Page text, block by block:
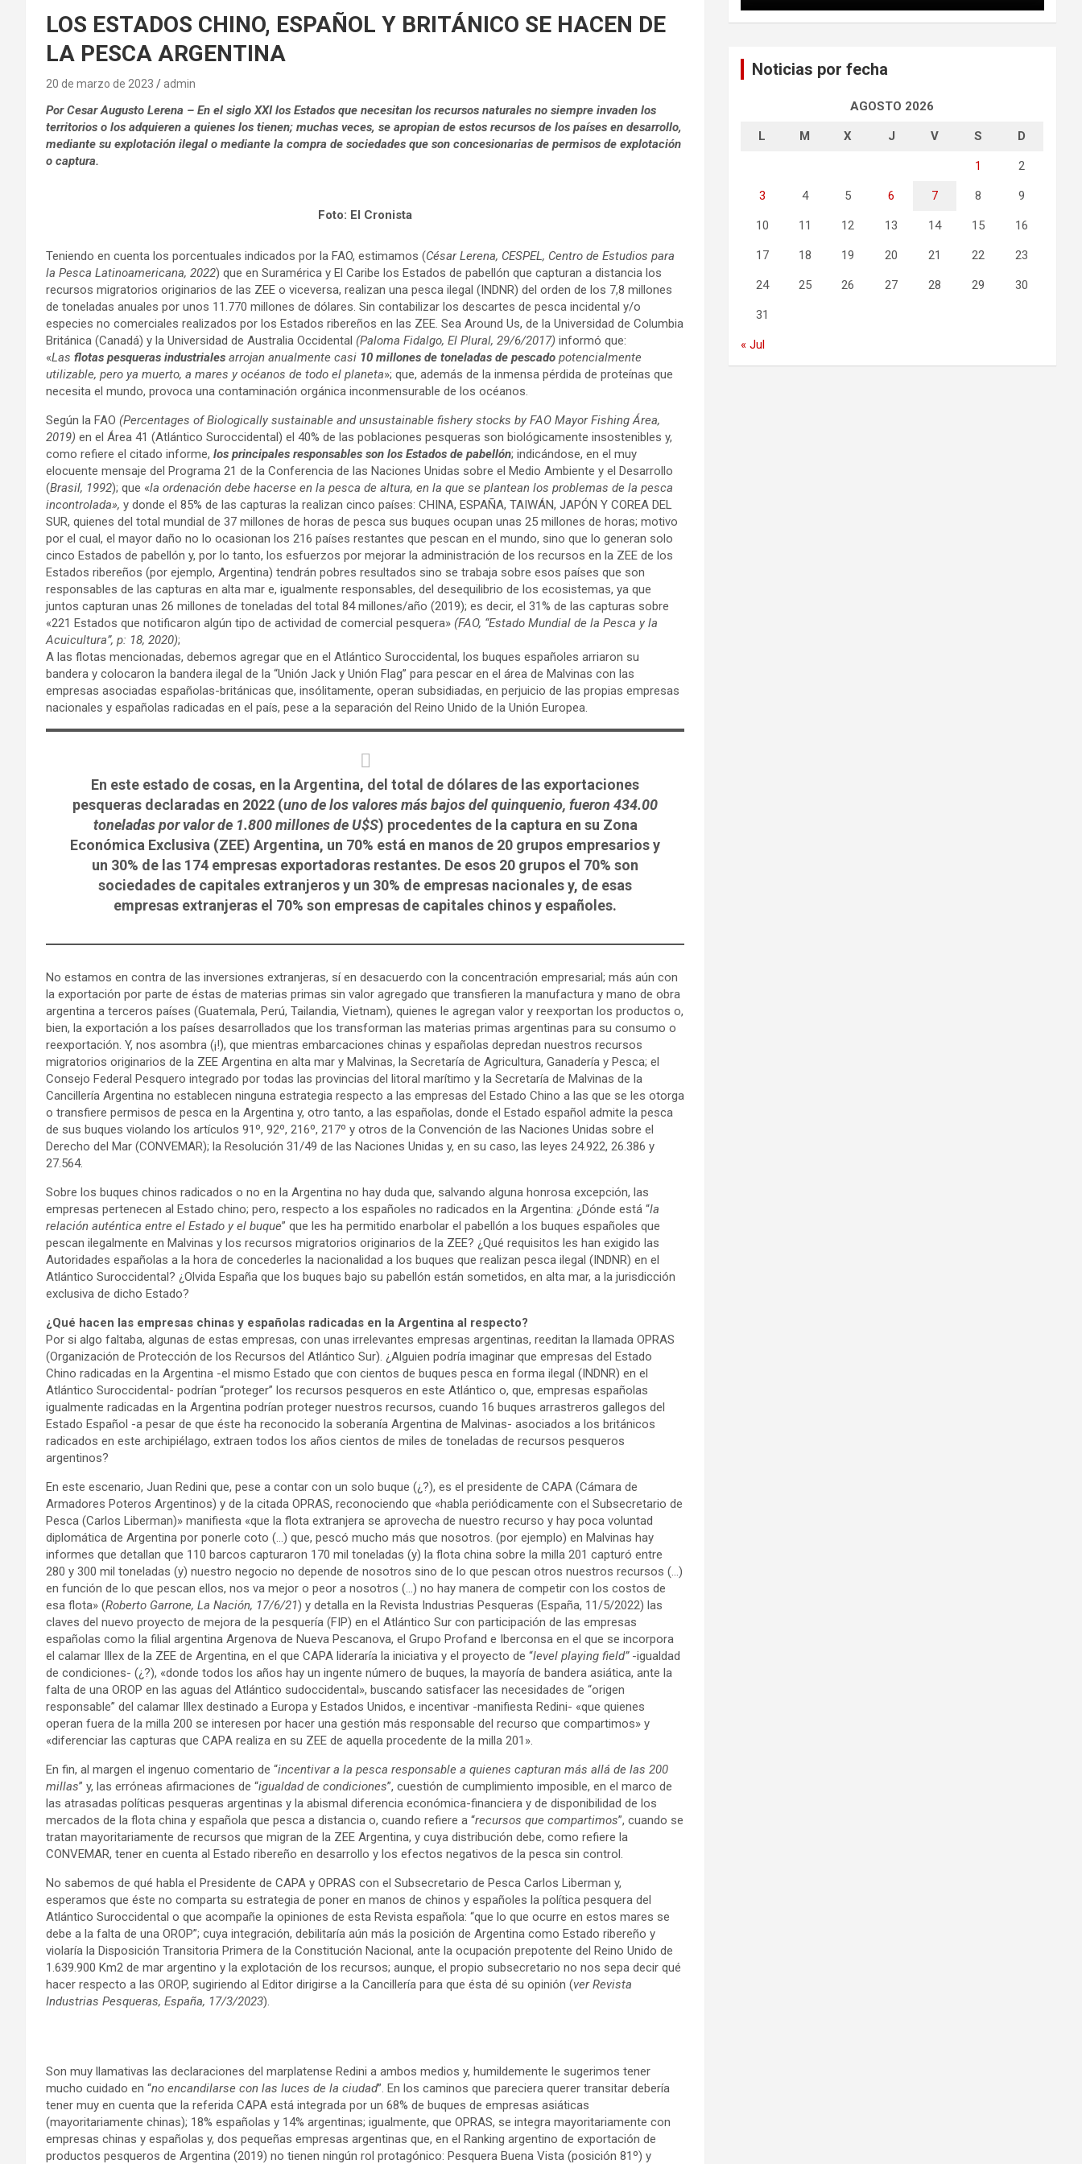
LOS ESTADOS CHINO, ESPAÑOL Y BRITÁNICO SE HACEN DE
LA PESCA ARGENTINA
20 de marzo de 2023 admin
Por Cesar Augusto Lerena – En el siglo XXI los Estados que necesitan los recursos naturales no siempre invaden los
territorios o los adquieren a quienes los tienen; muchas veces, se apropian de estos recursos de los países en desarrollo,
mediante su explotación ilegal o mediante la compra de sociedades que son concesionarias de permisos de explotación
o captura.
Foto: El Cronista
Teniendo en cuenta los porcentuales indicados por la FAO, estimamos (César Lerena, CESPEL, Centro de Estudios para
la Pesca Latinoamericana, 2022) que en Suramérica y El Caribe los Estados de pabellón que capturan a distancia los
recursos migratorios originarios de las ZEE o viceversa, realizan una pesca ilegal (INDNR) del orden de los 7,8 millones
de toneladas anuales por unos 11.770 millones de dólares. Sin contabilizar los descartes de pesca incidental y/o
especies no comerciales realizados por los Estados ribereños en las ZEE. Sea Around Us, de la Universidad de Columbia
Británica (Canadá) y la Universidad de Australia Occidental (Paloma Fidalgo, El Plural, 29/6/2017) informó que:
«Las flotas pesqueras industriales arrojan anualmente casi 10 millones de toneladas de pescado potencialmente
utilizable, pero ya muerto, a mares y océanos de todo el planeta»; que, además de la inmensa pérdida de proteínas que
necesita el mundo, provoca una contaminación orgánica inconmensurable de los océanos.
Según la FAO (Percentages of Biologically sustainable and unsustainable fishery stocks by FAO Mayor Fishing Área,
2019) en el Área 41 (Atlántico Suroccidental) el 40% de las poblaciones pesqueras son biológicamente insostenibles y,
como refiere el citado informe, los principales responsables son los Estados de pabellón; indicándose, en el muy
elocuente mensaje del Programa 21 de la Conferencia de las Naciones Unidas sobre el Medio Ambiente y el Desarrollo
(Brasil, 1992); que «la ordenación debe hacerse en la pesca de altura, en la que se plantean los problemas de la pesca
incontrolada», y donde el 85% de las capturas la realizan cinco países: CHINA, ESPAÑA, TAIWÁN, JAPÓN Y COREA DEL
SUR, quienes del total mundial de 37 millones de horas de pesca sus buques ocupan unas 25 millones de horas; motivo
por el cual, el mayor daño no lo ocasionan los 216 países restantes que pescan en el mundo, sino que lo generan solo
cinco Estados de pabellón y, por lo tanto, los esfuerzos por mejorar la administración de los recursos en la ZEE de los
Estados ribereños (por ejemplo, Argentina) tendrán pobres resultados sino se trabaja sobre esos países que son
responsables de las capturas en alta mar e, igualmente responsables, del desequilibrio de los ecosistemas, ya que
juntos capturan unas 26 millones de toneladas del total 84 millones/año (2019); es decir, el 31% de las capturas sobre
«221 Estados que notificaron algún tipo de actividad de comercial pesquera» (FAO, “Estado Mundial de la Pesca y la
Acuicultura”, p: 18, 2020);
A las flotas mencionadas, debemos agregar que en el Atlántico Suroccidental, los buques españoles arriaron su
bandera y colocaron la bandera ilegal de la “Unión Jack y Unión Flag” para pescar en el área de Malvinas con las
empresas asociadas españolas-británicas que, insólitamente, operan subsidiadas, en perjuicio de las propias empresas
nacionales y españolas radicadas en el país, pese a la separación del Reino Unido de la Unión Europea.
En este estado de cosas, en la Argentina, del total de dólares de las exportaciones
pesqueras declaradas en 2022 (uno de los valores más bajos del quinquenio, fueron 434.00
toneladas por valor de 1.800 millones de U$S) procedentes de la captura en su Zona
Económica Exclusiva (ZEE) Argentina, un 70% está en manos de 20 grupos empresarios y
un 30% de las 174 empresas exportadoras restantes. De esos 20 grupos el 70% son
sociedades de capitales extranjeros y un 30% de empresas nacionales y, de esas
empresas extranjeras el 70% son empresas de capitales chinos y españoles.
No estamos en contra de las inversiones extranjeras, sí en desacuerdo con la concentración empresarial; más aún con
la exportación por parte de éstas de materias primas sin valor agregado que transfieren la manufactura y mano de obra
argentina a terceros países (Guatemala, Perú, Tailandia, Vietnam), quienes le agregan valor y reexportan los productos o,
bien, la exportación a los países desarrollados que los transforman las materias primas argentinas para su consumo o
reexportación. Y, nos asombra (¡!), que mientras embarcaciones chinas y españolas depredan nuestros recursos
migratorios originarios de la ZEE Argentina en alta mar y Malvinas, la Secretaría de Agricultura, Ganadería y Pesca; el
Consejo Federal Pesquero integrado por todas las provincias del litoral marítimo y la Secretaría de Malvinas de la
Cancillería Argentina no establecen ninguna estrategia respecto a las empresas del Estado Chino a las que se les otorga
o transfiere permisos de pesca en la Argentina y, otro tanto, a las españolas, donde el Estado español admite la pesca
de sus buques violando los artículos 91º, 92º, 216º, 217º y otros de la Convención de las Naciones Unidas sobre el
Derecho del Mar (CONVEMAR); la Resolución 31/49 de las Naciones Unidas y, en su caso, las leyes 24.922, 26.386 y
27.564.
Sobre los buques chinos radicados o no en la Argentina no hay duda que, salvando alguna honrosa excepción, las
empresas pertenecen al Estado chino; pero, respecto a los españoles no radicados en la Argentina: ¿Dónde está “la
relación auténtica entre el Estado y el buque” que les ha permitido enarbolar el pabellón a los buques españoles que
pescan ilegalmente en Malvinas y los recursos migratorios originarios de la ZEE? ¿Qué requisitos les han exigido las
Autoridades españolas a la hora de concederles la nacionalidad a los buques que realizan pesca ilegal (INDNR) en el
Atlántico Suroccidental? ¿Olvida España que los buques bajo su pabellón están sometidos, en alta mar, a la jurisdicción
exclusiva de dicho Estado?
¿Qué hacen las empresas chinas y españolas radicadas en la Argentina al respecto?
Por si algo faltaba, algunas de estas empresas, con unas irrelevantes empresas argentinas, reeditan la llamada OPRAS
(Organización de Protección de los Recursos del Atlántico Sur). ¿Alguien podría imaginar que empresas del Estado
Chino radicadas en la Argentina -el mismo Estado que con cientos de buques pesca en forma ilegal (INDNR) en el
Atlántico Suroccidental- podrían “proteger” los recursos pesqueros en este Atlántico o, que, empresas españolas
igualmente radicadas en la Argentina podrían proteger nuestros recursos, cuando 16 buques arrastreros gallegos del
Estado Español -a pesar de que éste ha reconocido la soberanía Argentina de Malvinas- asociados a los británicos
radicados en este archipiélago, extraen todos los años cientos de miles de toneladas de recursos pesqueros
argentinos?
En este escenario, Juan Redini que, pese a contar con un solo buque (¿?), es el presidente de CAPA (Cámara de
Armadores Poteros Argentinos) y de la citada OPRAS, reconociendo que «habla periódicamente con el Subsecretario de
Pesca (Carlos Liberman)» manifiesta «que la flota extranjera se aprovecha de nuestro recurso y hay poca voluntad
diplomática de Argentina por ponerle coto (…) que, pescó mucho más que nosotros. (por ejemplo) en Malvinas hay
informes que detallan que 110 barcos capturaron 170 mil toneladas (y) la flota china sobre la milla 201 capturó entre
280 y 300 mil toneladas (y) nuestro negocio no depende de nosotros sino de lo que pescan otros nuestros recursos (…)
en función de lo que pescan ellos, nos va mejor o peor a nosotros (…) no hay manera de competir con los costos de
esa flota» (Roberto Garrone, La Nación, 17/6/21) y detalla en la Revista Industrias Pesqueras (España, 11/5/2022) las
claves del nuevo proyecto de mejora de la pesquería (FIP) en el Atlántico Sur con participación de las empresas
españolas como la filial argentina Argenova de Nueva Pescanova, el Grupo Profand e Iberconsa en el que se incorpora
el calamar Illex de la ZEE de Argentina, en el que CAPA lideraría la iniciativa y el proyecto de “level playing field”-igualdad
de condiciones- (¿?), «donde todos los años hay un ingente número de buques, la mayoría de bandera asiática, ante la
falta de una OROP en las aguas del Atlántico sudoccidental», buscando satisfacer las necesidades de “origen
responsable” del calamar Illex destinado a Europa y Estados Unidos, e incentivar -manifiesta Redini- «que quienes
operan fuera de la milla 200 se interesen por hacer una gestión más responsable del recurso que compartimos» y
«diferenciar las capturas que CAPA realiza en su ZEE de aquella procedente de la milla 201».
En fin, al margen el ingenuo comentario de “incentivar a la pesca responsable a quienes capturan más allá de las 200
millas” y, las erróneas afirmaciones de “igualdad de condiciones”, cuestión de cumplimiento imposible, en el marco de
las atrasadas políticas pesqueras argentinas y la abismal diferencia económica-financiera y de disponibilidad de los
mercados de la flota china y española que pesca a distancia o, cuando refiere a “recursos que compartimos”, cuando se
tratan mayoritariamente de recursos que migran de la ZEE Argentina, y cuya distribución debe, como refiere la
CONVEMAR, tener en cuenta al Estado ribereño en desarrollo y los efectos negativos de la pesca sin control.
No sabemos de qué habla el Presidente de CAPA y OPRAS con el Subsecretario de Pesca Carlos Liberman y,
esperamos que éste no comparta su estrategia de poner en manos de chinos y españoles la política pesquera del
Atlántico Suroccidental o que acompañe la opiniones de esta Revista española: “que lo que ocurre en estos mares se
debe a la falta de una OROP”; cuya integración, debilitaría aún más la posición de Argentina como Estado ribereño y
violaría la Disposición Transitoria Primera de la Constitución Nacional, ante la ocupación prepotente del Reino Unido de
1.639.900 Km2 de mar argentino y la explotación de los recursos; aunque, el propio subsecretario no nos sepa decir qué
hacer respecto a las OROP, sugiriendo al Editor dirigirse a la Cancillería para que ésta dé su opinión (ver Revista
Industrias Pesqueras, España, 17/3/2023).
Son muy llamativas las declaraciones del marplatense Redini a ambos medios y, humildemente le sugerimos tener
mucho cuidado en “no encandilarse con las luces de la ciudad”. En los caminos que pareciera querer transitar debería
tener muy en cuenta que la referida CAPA está integrada por un 68% de buques de empresas asiáticas
(mayoritariamente chinas); 18% españolas y 14% argentinas; igualmente, que OPRAS, se integra mayoritariamente con
empresas chinas y españolas y, dos pequeñas empresas argentinas que, en el Ranking argentino de exportación de
productos pesqueros de Argentina (2019) no tienen ningún rol protagónico: Pesquera Buena Vista (posición 81º) y
Noticias por fecha
AGOSTO 2026
L M X J V S D
1 2
3 4 5 6 7 8 9
10 11 12 13 14 15 16
17 18 19 20 21 22 23
24 25 26 27 28 29 30
31
« Jul